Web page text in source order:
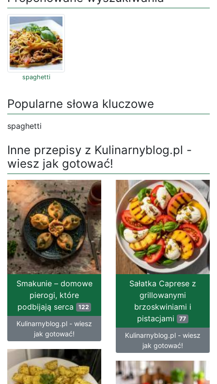
spaghetti
Popularne słowa kluczowe
spaghetti
Inne przepisy z Kulinarnyblog.pl -
wiesz jak gotować!
Smakunie – domowe
pierogi, które
podbijają serca
122
Kulinarnyblog.pl - wiesz
jak gotować!
Sałatka Caprese z
grillowanymi
brzoskwiniami i
pistacjami 77
Kulinarnyblog.pl - wiesz
jak gotować!